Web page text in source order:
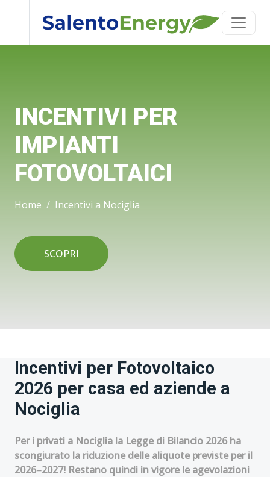
INCENTIVI PER
IMPIANTI
FOTOVOLTAICI
Home Incentivi a Nociglia
SCOPRI
Incentivi per Fotovoltaico
2026 per casa ed aziende a
Nociglia
Per i privati a Nociglia la Legge di Bilancio 2026 ha
scongiurato la riduzione delle aliquote previste per il
2026–2027! Restano quindi in vigore le agevolazioni